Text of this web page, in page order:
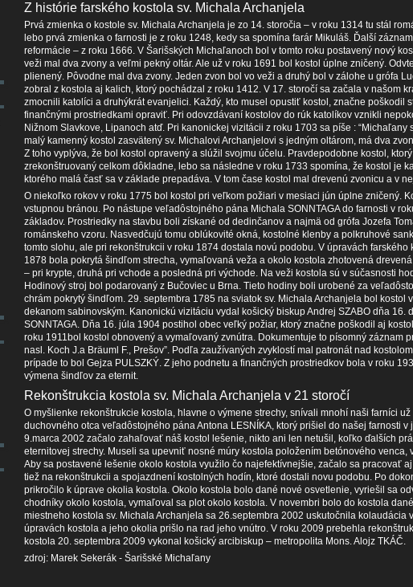
Z histórie farského kostola sv. Michala Archanjela
Prvá zmienka o kostole sv. Michala Archanjela je zo 14. storočia – v roku 1314 tu stál
lebo prvá zmienka o farnosti je z roku 1248, kedy sa spomína farár Mikuláš. Ďalší
reformácie – z roku 1666. V Šarišských Michaľanoch bol v tomto roku postavený nový
veži mal dva zvony a veľmi pekný oltár. Ale už v roku 1691 bol kostol úplne zničený.
plienený. Pôvodne mal dva zvony. Jeden zvon bol vo veži a druhý bol v zálohe u grófa
zobral z kostola aj kalich, ktorý pochádzal z roku 1412. V 17. storočí sa začala v našom
zmocnili katolíci a druhýkrát evanjelici. Každý, kto musel opustiť kostol, značne poškodil
finančnými prostriedkami opraviť. Pri odovzdávaní kostolov do rúk katolíkov vznikli
Nižnom Slavkove, Lipanoch atď. Pri kanonickej vizitácii z roku 1703 sa píše :
malý kamenný kostol zasvätený sv. Michalovi Archanjelovi s jedným oltárom, má dva
Z toho vyplýva, že bol kostol opravený a slúžil svojmu účelu. Pravdepodobne kostol,
zrekonštruovaný celkom dôkladne, lebo sa následne v roku 1733 spomína, že kostol je
ktorého malá časť sa v základe prepadáva. V tom čase kostol mal drevenú zvonicu a v
O niekoľko rokov v roku 1775 bol kostol pri veľkom požiari v mesiaci jún úplne zničený.
vstupnou bránou. Po nástupe veľadôstojného pána Michala SONNTAGA do farnosti v
základov. Prostriedky na stavbu boli získané od dedinčanov a najmä od grófa Jozefa
románskeho vzoru. Nasvedčujú tomu oblúkovité okná, kostolné klenby a polkruhové
tomto slohu, ale pri rekonštrukcii v roku 1874 dostala novú podobu. V úpravách
1878 bola pokrytá šindľom strecha, vymaľovaná veža a okolo kostola zhotovená
– pri krypte, druhá pri vchode a posledná pri východe. Na veži kostola sú v súčasnosti
Hodinový stroj bol podarovaný z Bučoviec u Brna. Tieto hodiny boli urobené za
chrám pokrytý šindľom. 29. septembra 1785 na sviatok sv. Michala Archanjela bol kostol
dekanom sabinovským. Kanonickú vizitáciu vydal košický biskup Andrej SZABO dňa
SONNTAGA. Dňa 16. júla 1904 postihol obec veľký požiar, ktorý značne poškodil aj
roku 1911bol kostol obnovený a vymaľovaný zvnútra. Dokumentuje to písomný záznam
nasl. Koch J.a Bräuml F., Prešov”. Podľa zaužívaných zvyklostí mal patronát nad
prípade to bol Gejza PULSZKÝ. Z jeho podnetu a finančných prostriedkov bola v roku
výmena šindľov za eternit.
Rekonštrukcia kostola sv. Michala Archanjela v 21 storočí
O myšlienke rekonštrukcie kostola, hlavne o výmene strechy, snívali mnohí naši farníci
duchovného otca veľadôstojného pána Antona LESNÍKA, ktorý prišiel do našej farnosti
9.marca 2002 začalo zahaľovať náš kostol lešenie, nikto ani len netušil, koľko ďalších
eternitovej strechy. Museli sa upevniť nosné múry kostola položením betónového
Aby sa postavené lešenie okolo kostola využilo čo najefektívnejšie, začalo sa pracovať
tiež na rekonštrukcii a spojazdnení kostolných hodín, ktoré dostali novu podobu. Po
prikročilo k úprave okolia kostola. Okolo kostola bolo dané nové osvetlenie, vyriešil sa
chodníky okolo kostola, vymaľoval sa plot okolo kostola. V novembri bolo do kostola
miestneho kostola sv. Michala Archanjela sa 26.septembra 2002 uskutočnila kolaudácia
úpravách kostola a jeho okolia prišlo na rad jeho vnútro. V roku 2009 prebehla
kostola 20. septembra 2009 vykonal košický arcibiskup – metropolita Mons. Alojz TKÁČ.
zdroj: Marek Sekerák - Šarišské Michaľany